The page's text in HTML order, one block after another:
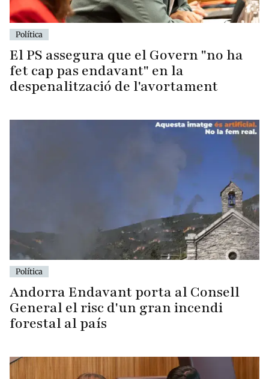
Política
El PS assegura que el Govern "no ha
fet cap pas endavant" en la
despenalització de l'avortament
Política
Andorra Endavant porta al Consell
General el risc d'un gran incendi
forestal al país